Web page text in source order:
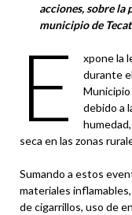
acciones, sobre la
municipio de
E
xpone la
durante
debido a
seca en las zonas
Sumando a estos
materiales
de cigarrillos, uso de